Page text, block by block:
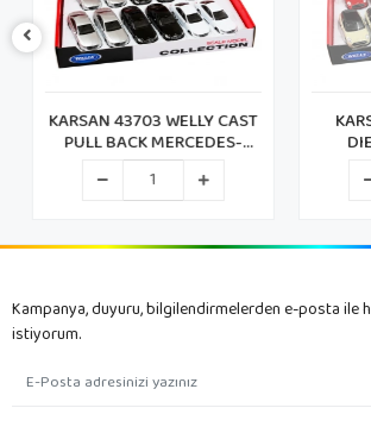
KARSAN 43703 WELLY CAST
PULL BACK MERCEDES-
BENZ (72)
Kampanya, duyuru, bilgilendirmelerden e-posta ile
istiyorum.